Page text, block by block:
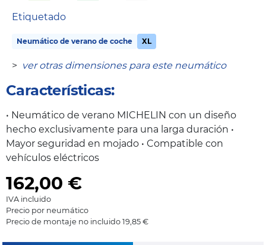
Etiquetado
Neumático de verano de coche XL
> ver otras dimensiones para este neumático
Características:
• Neumático de verano MICHELIN con un diseño
hecho exclusivamente para una larga duración •
Mayor seguridad en mojado • Compatible con
vehículos eléctricos
162,00 €
IVA incluido
Precio por neumático
Precio de montaje no incluido 19,85 €